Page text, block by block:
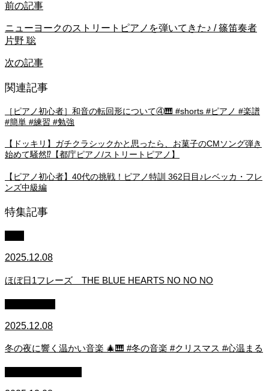
前の記事
ニューヨークのストリートピアノを弾いてきた♪ / 篠笛奏者
片野 聡
次の記事
関連記事
［ピアノ初心者］和音の転回形について④🎹 #shorts #ピアノ #楽譜
#簡単 #練習 #勉強
【ドッキリ】ガチクラシックかと思ったら、お菓子のCMソング弾き
始めて騒然⁉️【都庁ピアノ/ストリートピアノ】
【ピアノ初心者】40代の挑戦！ピアノ特訓 362日目♪レベッカ・フレ
ンズ中級編
特集記事
2025.12.08
ほぼ日1フレーズ THE BLUE HEARTS NO NO NO
2025.12.08
冬の夜に響く温かい音楽 🎄🎹 #冬の音楽 #クリスマス #心温まる